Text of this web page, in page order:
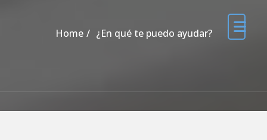
Home ¿En qué te puedo ayudar?